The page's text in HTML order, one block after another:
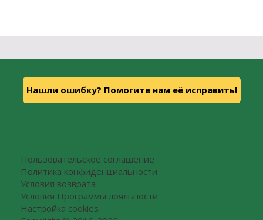
Нашли ошибку? Помогите нам её исправить!
Пользовательское соглашение
Политика конфиденциальности
Условия возврата
Условия Программы лояльности
Настройка cookies